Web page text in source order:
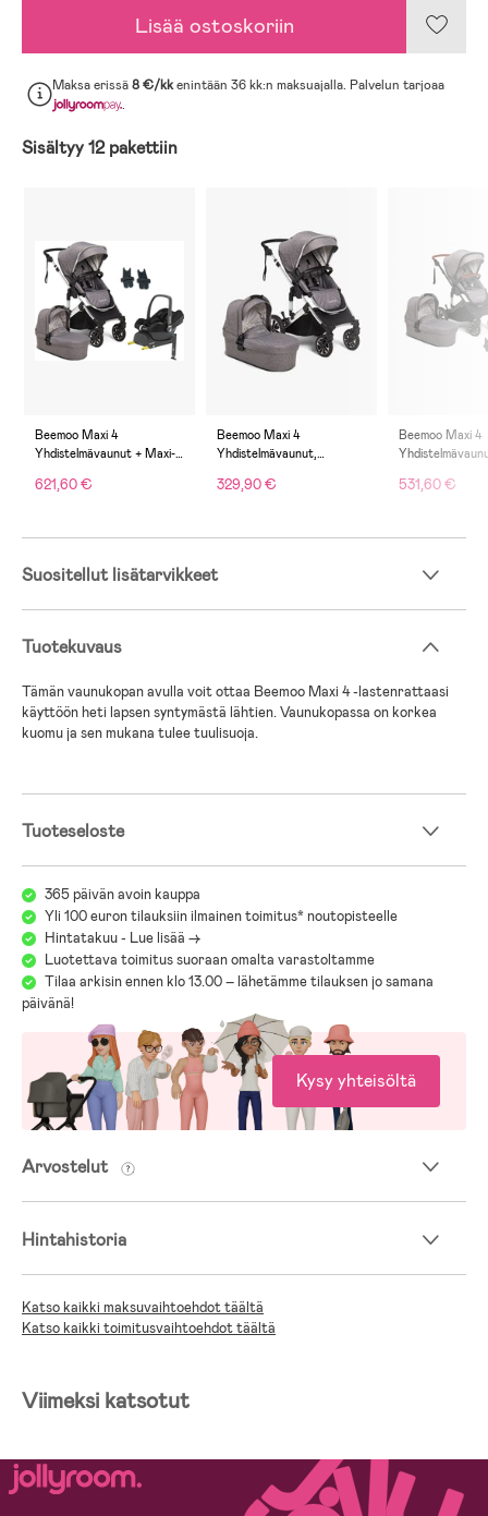
Lisää ostoskoriin
Maksa erissä8 €/kkenintään 36 kk:n maksuajalla. Palvelun tarjoaa
.
Sisältyy 12 pakettiin
Beemoo Maxi 4
Yhdistelmävaunut + Maxi-
Telakka, Grey/Silver
621,60 €
Beemoo Maxi 4
Yhdistelmävaunut,
329,90 €
Beemoo Maxi 4
Turvakaukalo,
531,60 €
Suositellut lisätarvikkeet
Tuotekuvaus
Tämän vaunukopan avulla voit ottaa Beemoo Maxi 4 -lastenrattaasi
käyttöön heti lapsen syntymästä lähtien. Vaunukopassa on korkea
kuomu ja sen mukana tulee tuulisuoja.
Tuoteseloste
365 päivän avoin kauppa
Yli 100 euron tilauksiin ilmainen toimitus* noutopisteelle
Hintatakuu - Lue lisää ->
Luotettava toimitus suoraan omalta varastoltamme
Tilaa arkisin ennen klo 13.00 – lähetämme tilauksen jo samana
päivänä!
Kysy yhteisöltä
Arvostelut
Hintahistoria
Katso kaikki maksuvaihtoehdot täältä
Katso kaikki toimitusvaihtoehdot täältä
Viimeksi katsotut